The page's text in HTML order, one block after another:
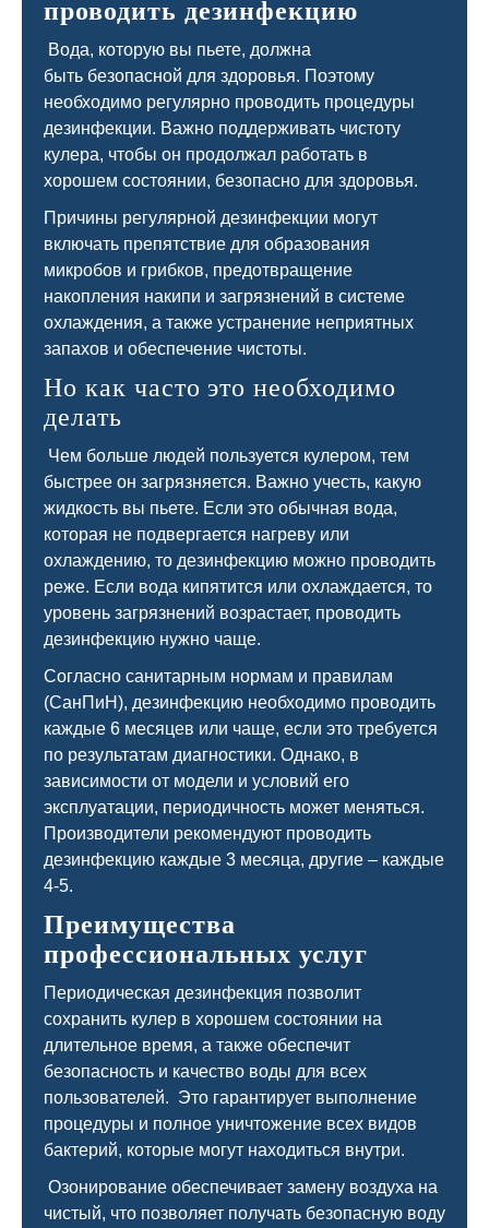
проводить дезинфекцию
Вода, которую вы пьете, должна
быть безопасной для здоровья. Поэтому
необходимо регулярно проводить процедуры
дезинфекции. Важно поддерживать чистоту
кулера, чтобы он продолжал работать в
хорошем состоянии, безопасно для здоровья.
Причины регулярной дезинфекции могут
включать препятствие для образования
микробов и грибков, предотвращение
накопления накипи и загрязнений в системе
охлаждения, а также устранение неприятных
запахов и обеспечение чистоты.
Но как часто это необходимо
делать
Чем больше людей пользуется кулером, тем
быстрее он загрязняется. Важно учесть, какую
жидкость вы пьете. Если это обычная вода,
которая не подвергается нагреву или
охлаждению, то дезинфекцию можно проводить
реже. Если вода кипятится или охлаждается, то
уровень загрязнений возрастает, проводить
дезинфекцию нужно чаще.
Согласно санитарным нормам и правилам
(СанПиН), дезинфекцию необходимо проводить
каждые 6 месяцев или чаще, если это требуется
по результатам диагностики. Однако, в
зависимости от модели и условий его
эксплуатации, периодичность может меняться.
Производители рекомендуют проводить
дезинфекцию каждые 3 месяца, другие – каждые
4-5.
Преимущества
профессиональных услуг
Периодическая дезинфекция позволит
сохранить кулер в хорошем состоянии на
длительное время, а также обеспечит
безопасность и качество воды для всех
пользователей. Это гарантирует выполнение
процедуры и полное уничтожение всех видов
бактерий, которые могут находиться внутри.
Озонирование обеспечивает замену воздуха на
чистый, что позволяет получать безопасную воду